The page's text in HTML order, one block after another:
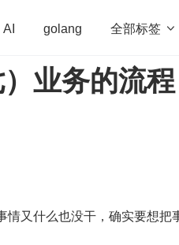
AI golang 全部标签 
习方法 Web3.0 高
业务的流
情又什么也没干，确实要想把